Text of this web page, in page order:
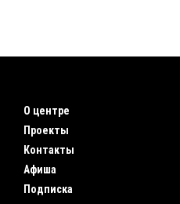
О центре
Проекты
Контакты
Афиша
Подписка